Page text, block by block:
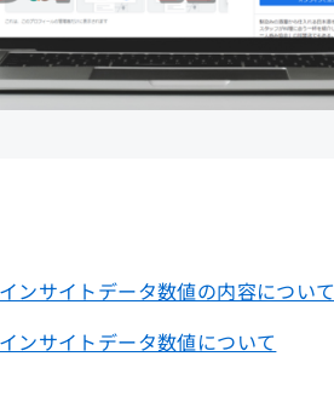
サイトデータ数値の内容について
ンサイトデータ数値について